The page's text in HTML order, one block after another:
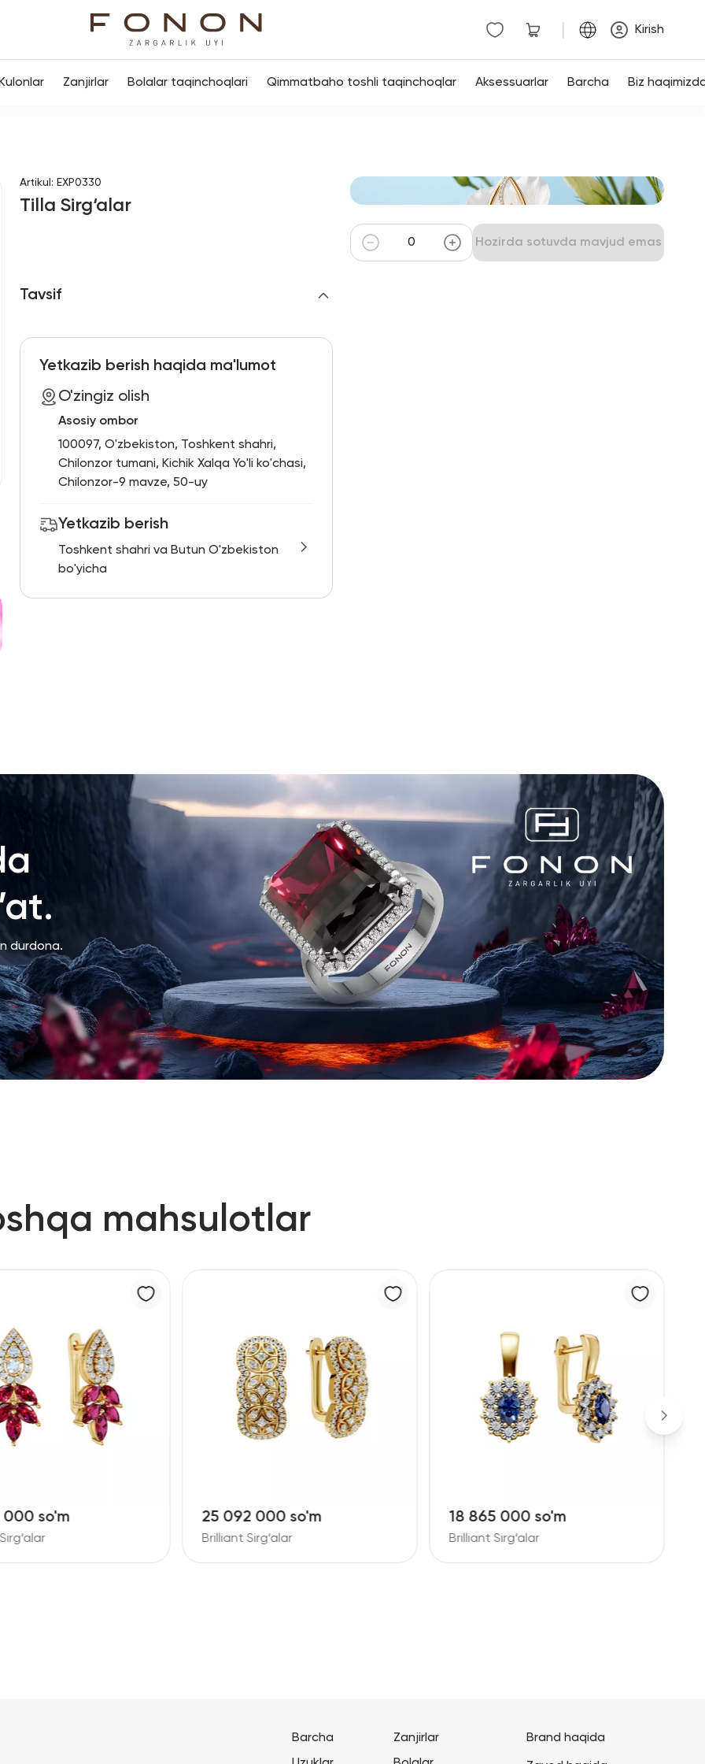
Kirish
Kulonlar Zanjirlar Bolalar taqinchoqlari Qimmatbaho toshli taqinchoqlar Aksessuarlar Barcha Biz
Artikul : EXP0330
Tilla Sirg‘alar
Tavsif
Yetkazib berish haqida ma'lumot
O'zingiz olish
Asosiy ombor
100097, O'zbekiston, Toshkent shahri,
Chilonzor tumani, Kichik Xalqa Yo'li ko'chasi,
Chilonzor-9 mavze, 50-uy
Yetkazib berish
Toshkent shahri va Butun O'zbekiston
bo'yicha
Hozirda sotuvda mavjud emas
durdona.
mahsulotlar
000 so'm 25 092 000 so'm
Brilliant Sirg‘alar
18 865 000 so'm
Brilliant Sirg‘alar
Barcha
Zanjirlar
Brand haqida